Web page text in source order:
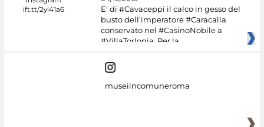
E' di #Cavaceppi il calco in gesso del
busto dell’imperatore #Caracalla
conservato nel #CasinoNobile a
#VillaTorlonia. Per la
museiincomuneroma